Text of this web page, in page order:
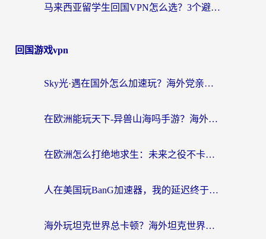
马来西亚留学生回国VPN怎么选？3个避坑点+1款实测好用的加速器推荐
回国游戏vpn
Sky光·遇在国外怎么加速玩？海外党亲测有效的国服游戏加速指南
在欧洲能玩天下-异兽山海吗手游？海外玩家的加速器生存指南
在欧洲怎么打绝地求生：未来之役不卡？留学生亲测的加速器避坑指南
人在美国玩BanG加速器，我的延迟终于绿了
海外玩坦克世界总卡顿？海外坦克世界加速器有哪些？实测好用的选择在这里